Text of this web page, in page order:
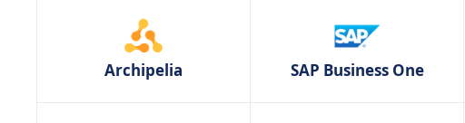
Archipelia SAP Business One